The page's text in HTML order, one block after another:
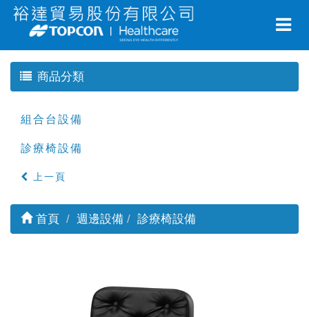
商品分類
組合台設備
診療椅設備
上一頁
首頁 週邊設備 診療椅設備